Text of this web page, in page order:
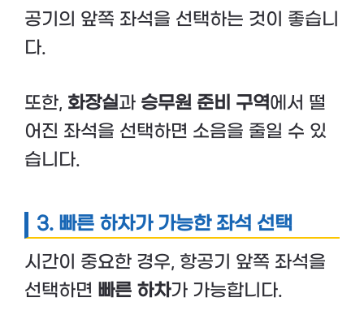
공기의 앞쪽 좌석을 선택하는 것이 좋습니
다.
또한, 화장실과 승무원 준비 구역에서 떨
어진 좌석을 선택하면 소음을 줄일 수 있
습니다.
3. 빠른 하차가 가능한 좌석 선택
시간이 중요한 경우, 항공기 앞쪽 좌석을
선택하면 빠른 하차가 가능합니다.